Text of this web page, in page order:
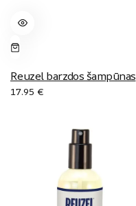
Reuzel barzdos šampūnas
17.95 €